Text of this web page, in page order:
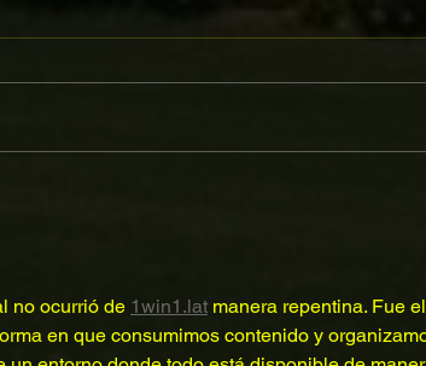
no ocurrió de 1win1.lat manera repentina. Fue
en que consumimos contenido y